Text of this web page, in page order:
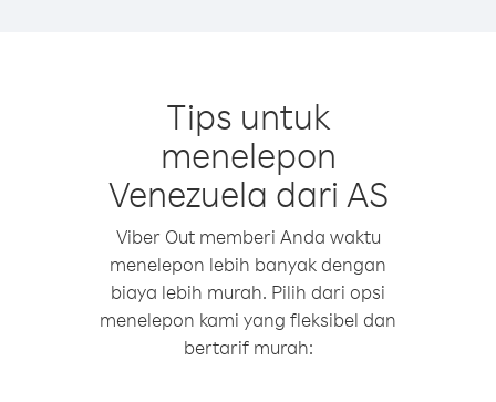
Tips untuk
menelepon
Venezuela dari AS
Viber Out memberi Anda waktu
menelepon lebih banyak dengan
biaya lebih murah. Pilih dari opsi
menelepon kami yang fleksibel dan
bertarif murah: